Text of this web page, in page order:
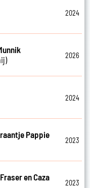
2024
2026
2024
Pappie
2023
en Caza
2023